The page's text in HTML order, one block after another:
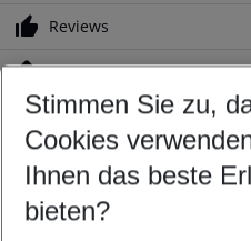
Reviews
Location
Customize your offer
Find the perfect deal which
Your departure airport
Any airport
Stimmen Sie zu,
Cookies
Ihnen das beste
bieten?